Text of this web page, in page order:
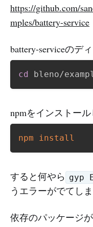
https://github.com/
mples/battery-service
battery-serviceのデ
cd
npmをインストール
npm install
すると何やら gyp
うエラーがでてし
依存のパッケージ